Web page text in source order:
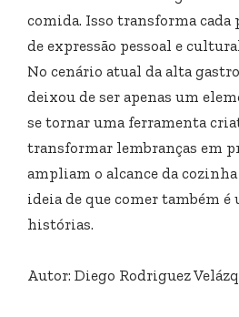
comida. Isso transforma cada
de expressão pessoal e
No cenário atual da alta
deixou de ser apenas um
se tornar uma ferramenta
transformar lembranças em
ampliam o alcance da
ideia de que comer também
histórias.
Autor: Diego Rodriguez